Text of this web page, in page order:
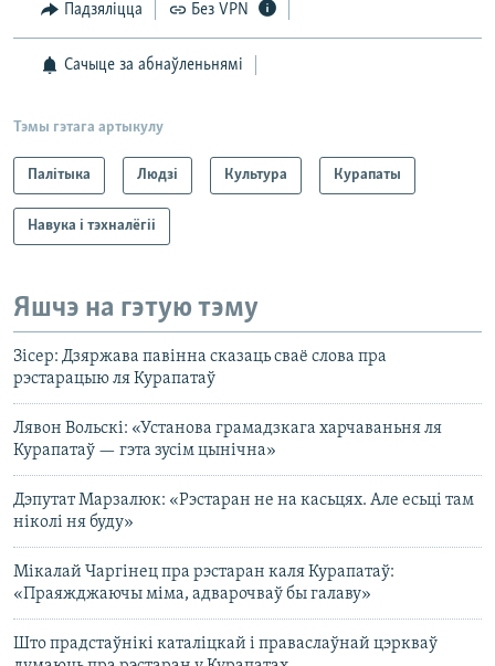
Падзяліцца Без VPN
Сачыце за абнаўленьнямі
Тэмы гэтага артыкулу
Палітыка Людзі Культура Курапаты
Навука і тэхналёгіі
Яшчэ на гэтую тэму
Зісер: Дзяржава павінна сказаць сваё слова пра
рэстарацыю ля Курапатаў
Лявон Вольскі: «Установа грамадзкага харчаваньня ля
Курапатаў — гэта зусім цынічна»
Дэпутат Марзалюк: «Рэстаран не на касьцях. Але есьці там
ніколі ня буду»
Мікалай Чаргінец пра рэстаран каля Курапатаў:
«Праяжджаючы міма, адварочваў бы галаву»
Што прадстаўнікі каталіцкай і праваслаўнай цэркваў